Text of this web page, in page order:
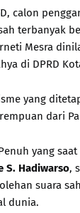
calon
terbanyak
Mesra
di DPRD
yang
dari
yang
S. Hadiwarso,
suara
dunia.